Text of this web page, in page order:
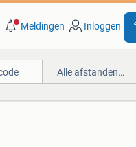
Meldingen Inloggen
Alle afstanden…